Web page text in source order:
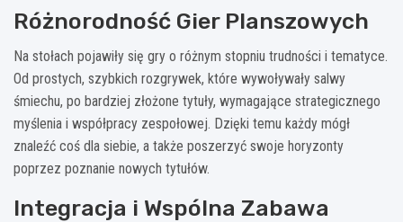
Różnorodność Gier Planszowych
Na stołach pojawiły się gry o różnym stopniu trudności i tematyce.
Od prostych, szybkich rozgrywek, które wywoływały salwy
śmiechu, po bardziej złożone tytuły, wymagające strategicznego
myślenia i współpracy zespołowej. Dzięki temu każdy mógł
znaleźć coś dla siebie, a także poszerzyć swoje horyzonty
poprzez poznanie nowych tytułów.
Integracja i Wspólna Zabawa